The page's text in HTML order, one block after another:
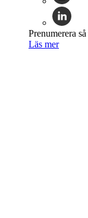
Prenumerera
Läs mer